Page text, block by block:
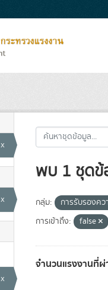
x
x
x
พบ 1 ชุด
กลุ่ม: การรับรองค
การเข้าถึง:
false
จำนวนแรงงานที่